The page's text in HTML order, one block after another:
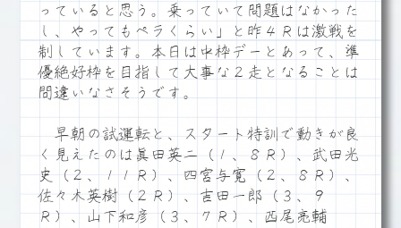
っていると思う。乗っていて問題はなかった
し、やってもペラくらい」と昨４Ｒは激戦を
制しています。本日は中枠デーとあって、準
優絶好枠を目指して大事な２走となることは
間違いなさそうです。
早朝の試運転と、スタート特訓で動きが良
く見えたのは眞田英二（１、８Ｒ）、武田光
史（２、１１Ｒ）、四宮与寛（２、８Ｒ）、
佐々木英樹（２Ｒ）、吉田一郎（３、９
Ｒ）、山下和彦（３、７Ｒ）、西尾亮輔